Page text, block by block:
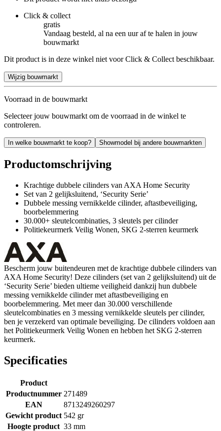
Click & collect
gratis
Vandaag besteld, al na een uur af te halen in jouw
bouwmarkt
Dit product is in deze winkel niet voor Click & Collect beschikbaar.
Wijzig bouwmarkt
Voorraad in de bouwmarkt
Selecteer jouw bouwmarkt om de voorraad in de winkel te
controleren.
In welke bouwmarkt te koop? Showmodel bij andere bouwmarkten
Productomschrijving
Krachtige dubbele cilinders van AXA Home Security
Set van 2 gelijksluitend, ‘Security Serie’
Dubbele messing vernikkelde cilinder, aftastbeveiliging,
boorbelemmering
30.000+ sleutelcombinaties, 3 sleutels per cilinder
Politiekeurmerk Veilig Wonen, SKG 2-sterren keurmerk
Bescherm jouw buitendeuren met de krachtige dubbele cilinders van
AXA Home Security! Deze cilinders (set van 2 gelijksluitend) uit de
‘Security Serie’ bieden ultieme veiligheid dankzij hun dubbele
messing vernikkelde cilinder met aftastbeveiliging en
boorbelemmering. Met meer dan 30.000 verschillende
sleutelcombinaties en 3 messing vernikkelde sleutels per cilinder,
ben je verzekerd van optimale beveiliging. De cilinders voldoen aan
het Politiekeurmerk Veilig Wonen en hebben het SKG 2-sterren
keurmerk.
Specificaties
Product
Productnummer 271489
EAN
8713249260297
Gewicht product 542 gr
Hoogte product 33 mm